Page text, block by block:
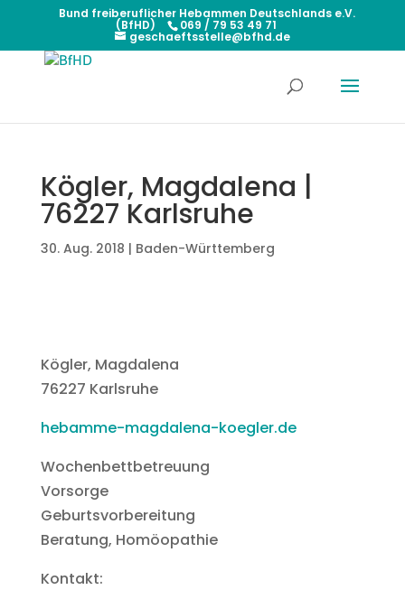
Bund freiberuflicher Hebammen Deutschlands e.V.
(BfHD) 069 / 79 53 49 71
geschaeftsstelle@bfhd.de
Kögler, Magdalena |
76227 Karlsruhe
30. Aug. 2018 | Baden-Württemberg
Kögler, Magdalena
76227 Karlsruhe
hebamme-magdalena-koegler.de
Wochenbettbetreuung
Vorsorge
Geburtsvorbereitung
Beratung, Homöopathie
Kontakt: